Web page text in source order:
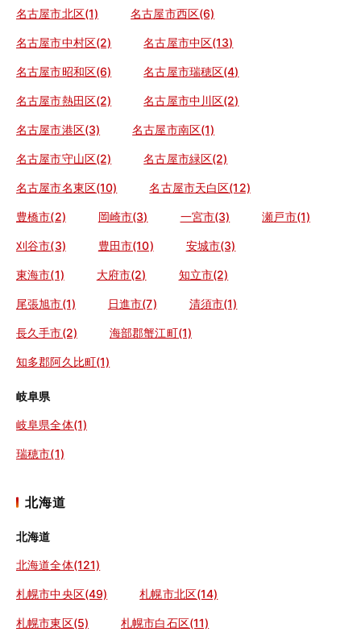
名古屋市北区(1) 名古屋市西区(6)
名古屋市中村区(2) 名古屋市中区(13)
名古屋市昭和区(6) 名古屋市瑞穂区(4)
名古屋市熱田区(2) 名古屋市中川区(2)
名古屋市港区(3) 名古屋市南区(1)
名古屋市守山区(2) 名古屋市緑区(2)
名古屋市名東区(10) 名古屋市天白区(12)
豊橋市(2) 岡崎市(3) 一宮市(3) 瀬戸市(1)
刈谷市(3) 豊田市(10) 安城市(3)
東海市(1) 大府市(2) 知立市(2)
尾張旭市(1) 日進市(7) 清須市(1)
長久手市(2) 海部郡蟹江町(1)
知多郡阿久比町(1)
岐阜県
岐阜県全体(1)
瑞穂市(1)
北海道
北海道
北海道全体(121)
札幌市中央区(49) 札幌市北区(14)
札幌市東区(5) 札幌市白石区(11)